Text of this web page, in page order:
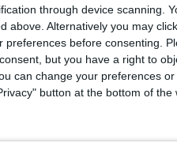
through device scanning.
above. Alternatively you may
before consenting.
but you have a right to
can change your preferences
button at the bottom of the